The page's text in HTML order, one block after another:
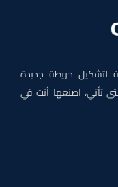
لتشكيل خريطة جديدة
تأتي، اصنعها أنت في